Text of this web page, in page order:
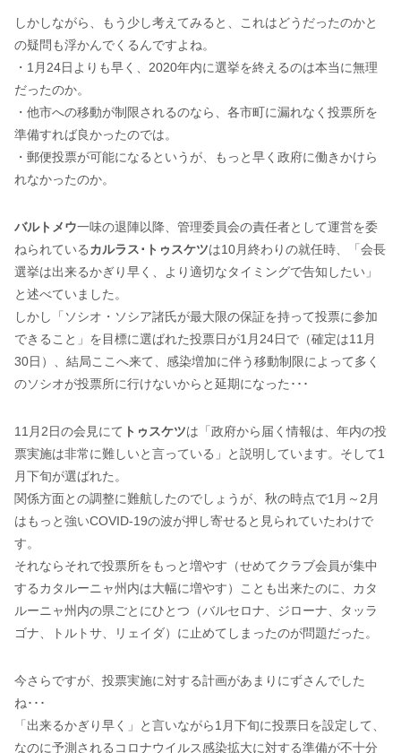
しかしながら、もう少し考えてみると、これはどうだったのかと
の疑問も浮かんでくるんですよね。
・1月24日よりも早く、2020年内に選挙を終えるのは本当に無理
だったのか。
・他市への移動が制限されるのなら、各市町に漏れなく投票所を
準備すれば良かったのでは。
・郵便投票が可能になるというが、もっと早く政府に働きかけら
れなかったのか。
バルトメウ一味の退陣以降、管理委員会の責任者として運営を委
ねられているカルラス･トゥスケツは10月終わりの就任時、「会長
選挙は出来るかぎり早く、より適切なタイミングで告知したい」
と述べていました。
しかし「ソシオ・ソシア諸氏が最大限の保証を持って投票に参加
できること」を目標に選ばれた投票日が1月24日で（確定は11月
30日）、結局ここへ来て、感染増加に伴う移動制限によって多く
のソシオが投票所に行けないからと延期になった･･･
11月2日の会見にて トゥスケツは「政府から届く情報は、年内の投
票実施は非常に難しいと言っている」と説明しています。そして1
月下旬が選ばれた。
関係方面との調整に難航したのでしょうが、秋の時点で1月～2月
はもっと強いCOVID-19の波が押し寄せると見られていたわけで
す。
それならそれで投票所をもっと増やす（せめてクラブ会員が集中
するカタルーニャ州内は大幅に増やす）ことも出来たのに、カタ
ルーニャ州内の県ごとにひとつ（バルセロナ、ジローナ、タッラ
ゴナ、トルトサ、リェイダ）に止めてしまったのが問題だった。
今さらですが、投票実施に対する計画があまりにずさんでした
ね･･･
「出来るかぎり早く」と言いながら1月下旬に投票日を設定して、
なのに予測されるコロナウイルス感染拡大に対する準備が不十分